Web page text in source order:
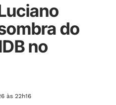
do
no
às 22h16